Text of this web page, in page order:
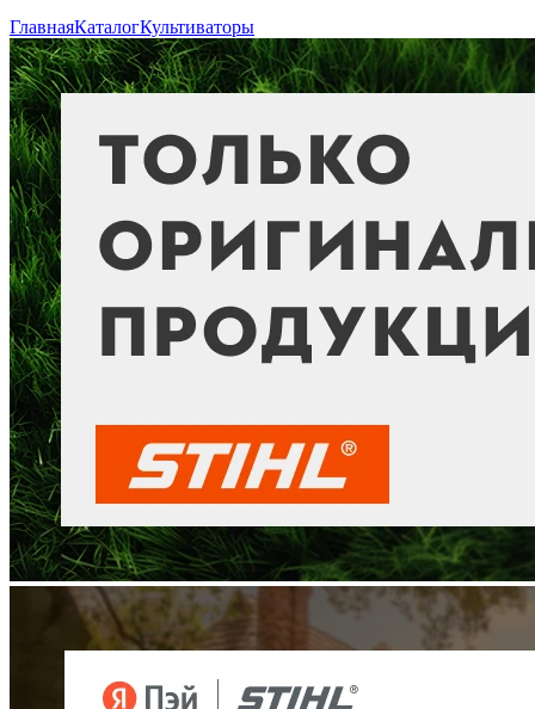
ГлавнаяКаталогКультиваторы